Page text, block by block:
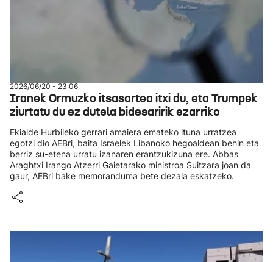
2026/06/20 - 23:06
Iranek Ormuzko itsasartea itxi du, eta Trumpek
ziurtatu du ez dutela bidesaririk ezarriko
Ekialde Hurbileko gerrari amaiera emateko ituna urratzea
egotzi dio AEBri, baita Israelek Libanoko hegoaldean behin eta
berriz su-etena urratu izanaren erantzukizuna ere. Abbas
Araghtxi Irango Atzerri Gaietarako ministroa Suitzara joan da
gaur, AEBri bake memoranduma bete dezala eskatzeko.